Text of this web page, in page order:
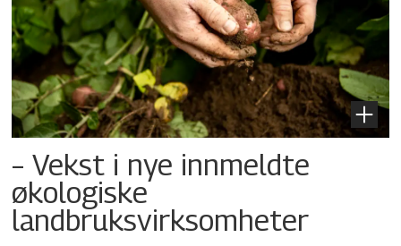
– Vekst i nye innmeldte
økologiske
landbruksvirksomheter